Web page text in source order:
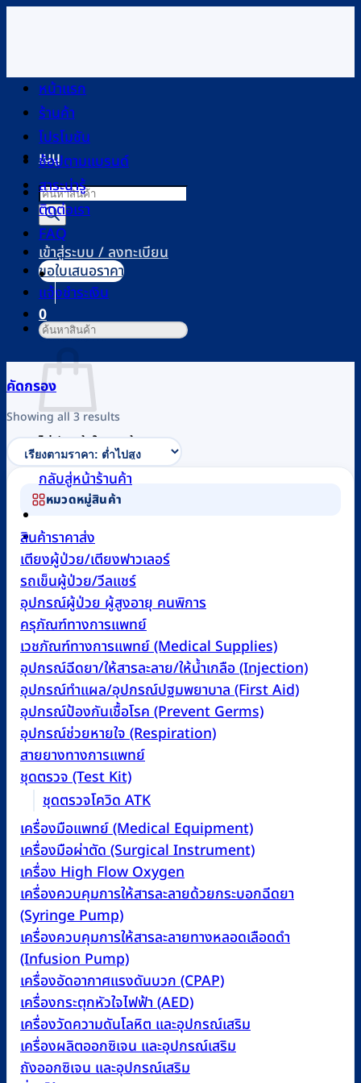
เนื้อหา
เมนู
Products
search
เข้าสู่ระบบ / ลงทะเบียน
0
ตะกร้าสินค้า
ไม่มีสินค้าในตะกร้า
กลับสู่หน้าร้านค้า
0
หน้าแรก
ร้านค้า
โปรโมชัน
ช้อปตามแบรนด์
สาระน่ารู้
ติดต่อเรา
FAQ
ขอใบเสนอราคา
แจ้งชำระเงิน
ค้นหา:
คัดกรอง
Showing all 3 results
by
price:
low
to
high
หมวดหมู่สินค้า
สินค้าราคาส่ง
เตียงผู้ป่วย/เตียงฟาวเลอร์
รถเข็นผู้ป่วย/วีลแชร์
อุปกรณ์ผู้ป่วย ผู้สูงอายุ คนพิการ
ครุภัณฑ์ทางการแพทย์
เวชภัณฑ์ทางการแพทย์ (Medical Supplies)
อุปกรณ์ฉีดยา/ให้สารละลาย/ให้น้ำเกลือ (Injection)
อุปกรณ์ทำแผล/อุปกรณ์ปฐมพยาบาล (First Aid)
อุปกรณ์ป้องกันเชื้อโรค (Prevent Germs)
อุปกรณ์ช่วยหายใจ (Respiration)
สายยางทางการแพทย์
ชุดตรวจ (Test Kit)
ชุดตรวจโควิด ATK
เครื่องมือแพทย์ (Medical Equipment)
เครื่องมือผ่าตัด (Surgical Instrument)
เครื่อง High Flow Oxygen
เครื่องควบคุมการให้สารละลายด้วยกระบอกฉีดยา
(Syringe Pump)
เครื่องควบคุมการให้สารละลายทางหลอดเลือดดำ
(Infusion Pump)
เครื่องอัดอากาศแรงดันบวก (CPAP)
เครื่องกระตุกหัวใจไฟฟ้า (AED)
เครื่องวัดความดันโลหิต และอุปกรณ์เสริม
เครื่องผลิตออกซิเจน และอุปกรณ์เสริม
ถังออกซิเจน และอุปกรณ์เสริม